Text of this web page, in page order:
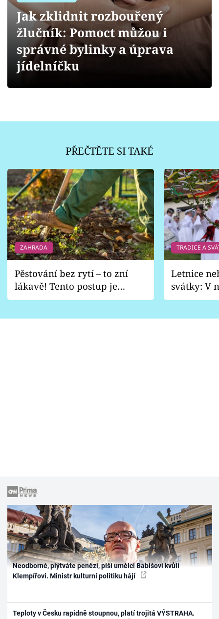
Přihlášení
Sledujte nás
Jak zklidnit rozbouřený
žlučník: Pomoct můžou i
správné bylinky a úprava
jídelníčku
PŘEČTĚTE SI TAKÉ
ZAHRADA
Pěstování bez rytí – to zní
lákavě! Tento postup je
vhodný jen pro některé
TRADICE A
Letnice
svátky: V
pondělí
Neodborné, plýtváte penězi, píší umělci Babišovi kvůli
Klempířovi. Ministr kulturní politiku hájí
Teploty v Česku rapidně stoupnou, platí trojitá VÝSTRAHA.